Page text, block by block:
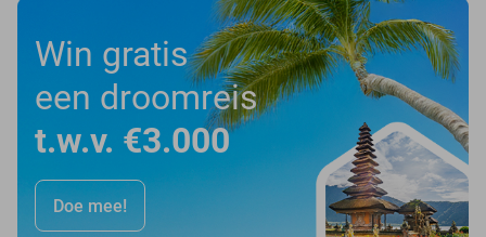
Win gratis
een droomreis
t.w.v. €3.000
Doe mee!